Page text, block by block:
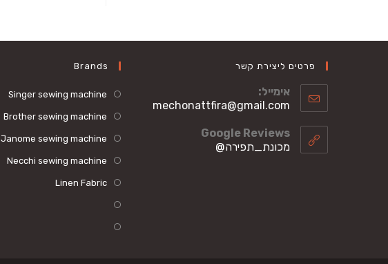
פרטים ליצירת קשר
אימייל:
mechonattfira@gmail.com
application
Google Reviews
מכונת_תפירה@
Brands
Singer sewing machine
Brother sewing machine
Janome sewing machine
Necchi sewing machine
Linen Fabric